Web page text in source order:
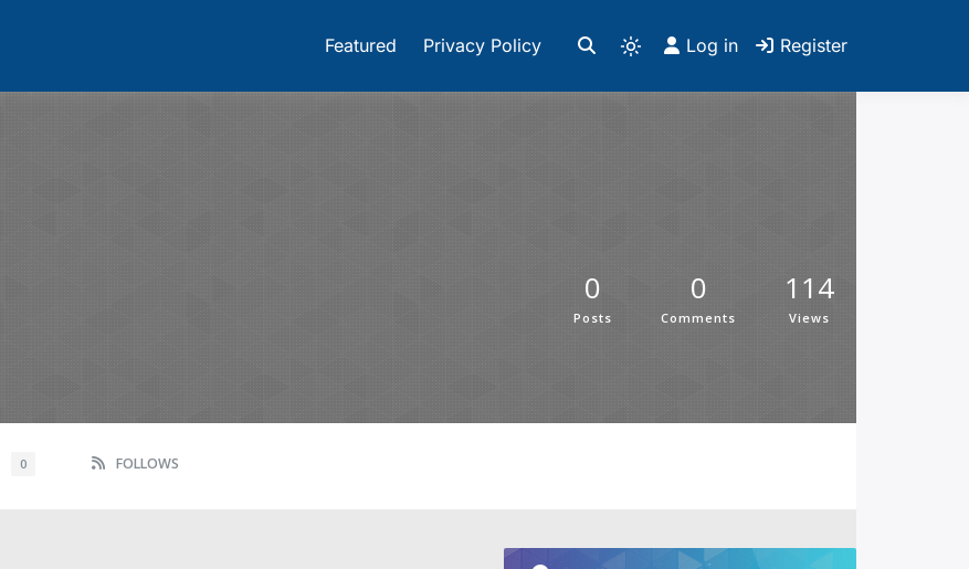
Featured Privacy Policy Log in Register
0
Posts
0
Comments
114
Views
0 FOLLOWS